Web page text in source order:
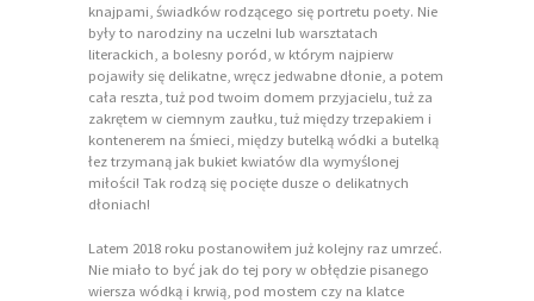
knajpami, świadków rodzącego się portretu poety. Nie
były to narodziny na uczelni lub warsztatach
literackich, a bolesny poród, w którym najpierw
pojawiły się delikatne, wręcz jedwabne dłonie, a potem
cała reszta, tuż pod twoim domem przyjacielu, tuż za
zakrętem w ciemnym zaułku, tuż między trzepakiem i
kontenerem na śmieci, między butelką wódki a butelką
łez trzymaną jak bukiet kwiatów dla wymyślonej
miłości! Tak rodzą się pocięte dusze o delikatnych
dłoniach!
Latem 2018 roku postanowiłem już kolejny raz umrzeć.
Nie miało to być jak do tej pory w obłędzie pisanego
wiersza wódką i krwią, pod mostem czy na klatce